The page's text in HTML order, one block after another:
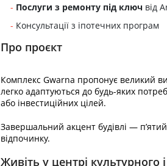
Послуги з ремонту під ключ від
Консультації з іпотечних програм
Про проєкт
Комплекс Gwarna пропонує великий
легко адаптуються до будь-яких
або інвестиційних цілей.
Завершальний акцент будівлі —
відпочинку.
Живіть у центрі